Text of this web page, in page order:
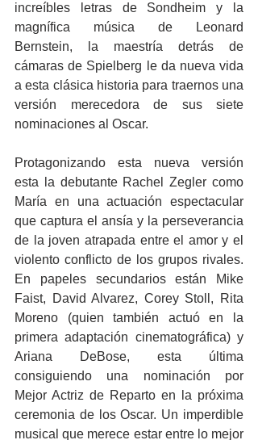
increíbles letras de Sondheim y la
magnífica música de Leonard
Bernstein, la maestría detrás de
cámaras de Spielberg le da nueva vida
a esta clásica historia para traernos una
versión merecedora de sus siete
nominaciones al Oscar.
Protagonizando esta nueva versión
esta la debutante Rachel Zegler como
María en una actuación espectacular
que captura el ansía y la perseverancia
de la joven atrapada entre el amor y el
violento conflicto de los grupos rivales.
En papeles secundarios están Mike
Faist, David Alvarez, Corey Stoll, Rita
Moreno (quien también actuó en la
primera adaptación cinematográfica) y
Ariana DeBose, esta última
consiguiendo una nominación por
Mejor Actriz de Reparto en la próxima
ceremonia de los Oscar. Un imperdible
musical que merece estar entre lo mejor